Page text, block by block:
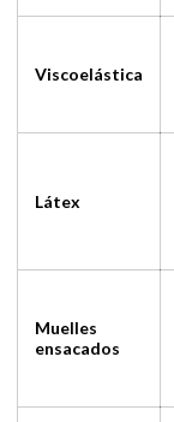
Viscoelástica
Látex
Muelles
ensacados